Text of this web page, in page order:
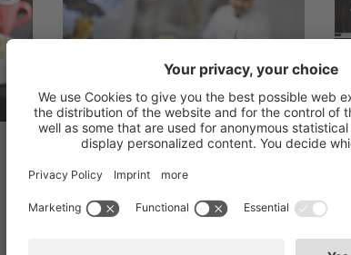
03/08/2026
„Handwerklich
hergestellt“: Neue
Regelung